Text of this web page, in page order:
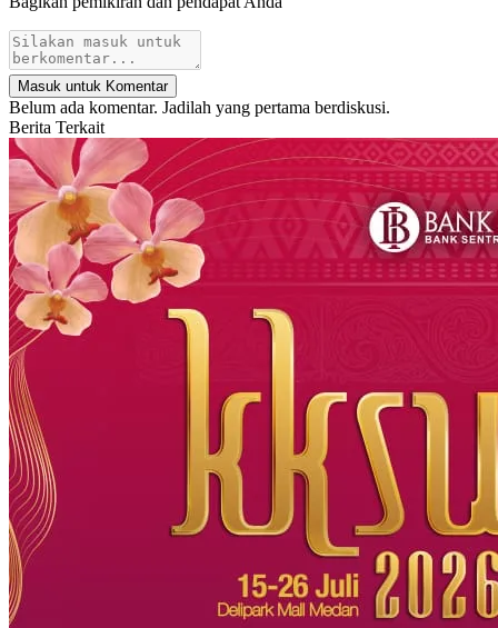
Masuk untuk Komentar
Belum ada komentar. Jadilah yang pertama berdiskusi.
Berita Terkait